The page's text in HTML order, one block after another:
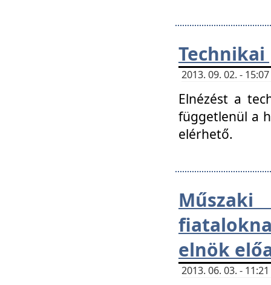
2013. 09. 02. -
Elnézést a
függetlenül a
elérhető.
elnök
2013. 06. 03. -